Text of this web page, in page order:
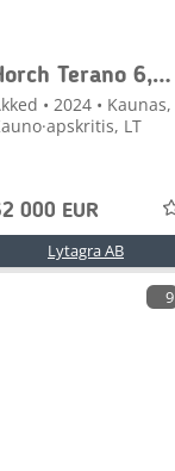
Horch Terano 6,3 GX
• 2024 • Kaunas,
LT
000 EUR
Lytagra AB
9